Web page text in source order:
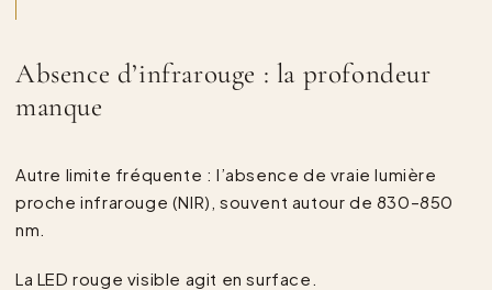
Absence d’infrarouge : la profondeur
manque
Autre limite fréquente : l’absence de vraie lumière
proche infrarouge (NIR), souvent autour de 830–850
nm.
La LED rouge visible agit en surface.